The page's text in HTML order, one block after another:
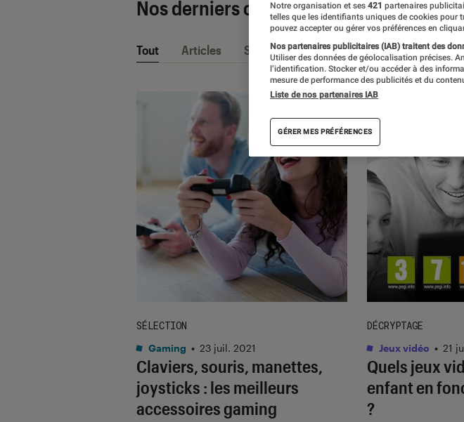
Nos derniers contenus
Tout Articles Sélections et guides Tests
Claviers, souris, manettes,
joysticks : les meilleurs
accessoires gaming
SÉLECTION
Gaming • 23 juil. 2021
Quels jeux
enfant en
?
DÉCRYPTAGE
Jeux vidéo • 21
Notre organisation et ses 421 partenaires
telles que les identifiants uniques de cookies pour
pouvez accepter ou gérer vos préférences en
Nos partenaires publicitaires (IAB) traitent des
Utiliser des données de géolocalisation précises.
l’identification. Stocker et/ou accéder à des
mesure de performance des publicités et du
Liste de nos partenaires IAB
GÉRER MES PRÉFÉRENCES